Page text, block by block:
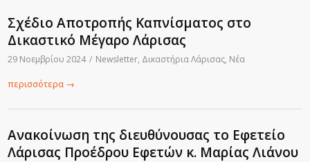
Σχέδιο Αποτροπής Καπνίσματος στο
Δικαστικό Μέγαρο Λάρισας
29 Νοεμβρίου 2024 / Newsletter, Δικαστήρια Λάρισας, Νέα
περισσότερα →
Ανακοίνωση της διευθύνουσας το Εφετείο
Λάρισας Προέδρου Εφετών κ. Μαρίας Λιάνου